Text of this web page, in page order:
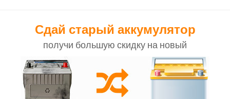
Сдай старый аккумулятор
получи большую скидку на новый